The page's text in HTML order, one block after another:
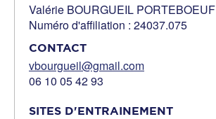
Valérie BOURGUEIL PORTEBOEUF
Numéro d'affiliation : 24037.075
CONTACT
vbourgueil@gmail.com
06 10 05 42 93
SITES D'ENTRAINEMENT